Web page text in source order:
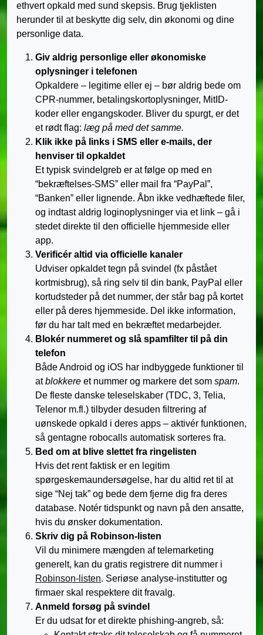
ethvert opkald med sund skepsis. Brug tjeklisten
herunder til at beskytte dig selv, din økonomi og dine
personlige data.
Giv aldrig personlige eller økonomiske
oplysninger i telefonen
Opkaldere – legitime eller ej – bør aldrig bede om
CPR-nummer, betalingskortoplysninger, MitID-
koder eller engangskoder. Bliver du spurgt, er det
et rødt flag: læg på med det samme.
Klik ikke på links i SMS eller e-mails, der
henviser til opkaldet
Et typisk svindelgreb er at følge op med en
“bekræftelses-SMS” eller mail fra “PayPal”,
“Banken” eller lignende. Åbn ikke vedhæftede filer,
og indtast aldrig loginoplysninger via et link – gå i
stedet direkte til den officielle hjemmeside eller
app.
Verificér altid via officielle kanaler
Udviser opkaldet tegn på svindel (fx påstået
kortmisbrug), så ring selv til din bank, PayPal eller
kortudsteder på det nummer, der står bag på kortet
eller på deres hjemmeside. Del ikke information,
før du har talt med en bekræftet medarbejder.
Blokér nummeret og slå spamfilter til på din
telefon
Både Android og iOS har indbyggede funktioner til
atblokkere et nummer og markere det som spam.
De fleste danske teleselskaber (TDC, 3, Telia,
Telenor m.fl.) tilbyder desuden filtrering af
uønskede opkald i deres apps – aktivér funktionen,
så gentagne robocalls automatisk sorteres fra.
Bed om at blive slettet fra ringelisten
Hvis det rent faktisk er en legitim
spørgeskemaundersøgelse, har du altid ret til at
sige “Nej tak” og bede dem fjerne dig fra deres
database. Notér tidspunkt og navn på den ansatte,
hvis du ønsker dokumentation.
Skriv dig på Robinson-listen
Vil du minimere mængden af telemarketing
generelt, kan du gratis registrere dit nummer i
Robinson-listen. Seriøse analyse-institutter og
firmaer skal respektere dit fravalg.
Anmeld forsøg på svindel
Er du udsat for et direkte phishing-angreb, så: